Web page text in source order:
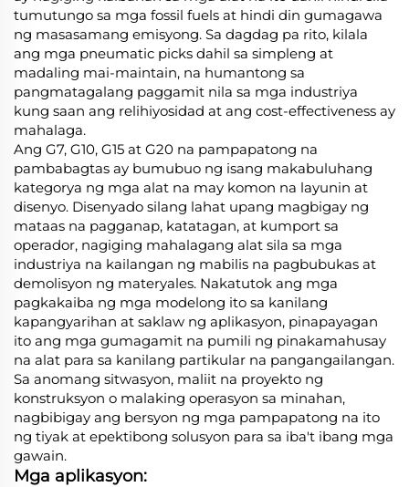
tumutungo sa mga fossil fuels at hindi din gumagawa
ng masasamang emisyong. Sa dagdag pa rito, kilala
ang mga pneumatic picks dahil sa simpleng at
madaling mai-maintain, na humantong sa
pangmatagalang paggamit nila sa mga industriya
kung saan ang relihiyosidad at ang cost-effectiveness ay
mahalaga.
Ang G7, G10, G15 at G20 na pampapatong na
pambabagtas ay bumubuo ng isang makabuluhang
kategorya ng mga alat na may komon na layunin at
disenyo. Disenyado silang lahat upang magbigay ng
mataas na pagganap, katatagan, at kumport sa
operador, nagiging mahalagang alat sila sa mga
industriya na kailangan ng mabilis na pagbubukas at
demolisyon ng materyales. Nakatutok ang mga
pagkakaiba ng mga modelong ito sa kanilang
kapangyarihan at saklaw ng aplikasyon, pinapayagan
ito ang mga gumagamit na pumili ng pinakamahusay
na alat para sa kanilang partikular na pangangailangan.
Sa anomang sitwasyon, maliit na proyekto ng
konstruksyon o malaking operasyon sa minahan,
nagbibigay ang bersyon ng mga pampapatong na ito
ng tiyak at epektibong solusyon para sa iba't ibang mga
gawain.
Mga aplikasyon: